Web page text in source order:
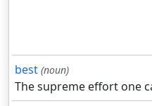
best (noun)
The supreme effort one